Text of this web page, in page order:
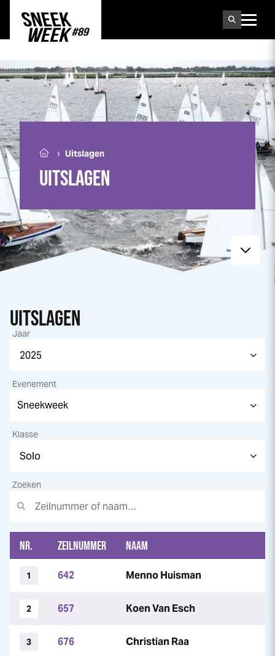
UITSLAGEN
› Uitslagen
UITSLAGEN
Jaar
Evenement
Klasse
Zoeken
NR. ZEILNUMMER NAAM
1 642 Menno Huisman
2 657 Koen Van Esch
3 676 Christian Raa